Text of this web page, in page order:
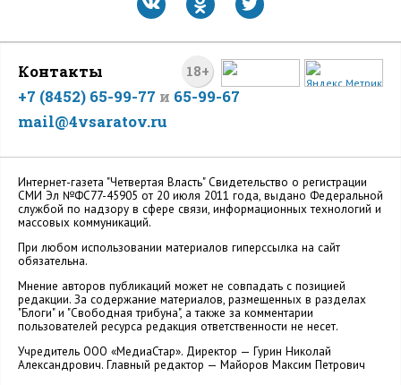
18+
Контакты
+7 (8452) 65-99-77 и 65-99-67
mail@4vsaratov.ru
Интернет-газета "Четвертая Власть" Cвидетельство о регистрации
СМИ Эл №ФС77-45905 от 20 июля 2011 года, выдано Федеральной
службой по надзору в сфере связи, информационных технологий и
массовых коммуникаций.
При любом использовании материалов гиперссылка на сайт
обязательна.
Мнение авторов публикаций может не совпадать с позицией
редакции. За содержание материалов, размещенных в разделах
"Блоги" и "Свободная трибуна", а также за комментарии
пользователей ресурса редакция ответственности не несет.
Учредитель ООО «МедиаСтар». Директор — Гурин Николай
Александрович. Главный редактор — Майоров Максим Петрович